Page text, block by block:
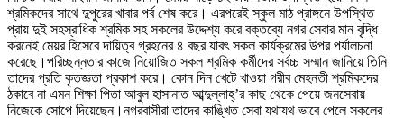
শ্রমিকদের সাথে দুপুরের খাবার পর্ব শেষ করে। এরপরেই স্কুল মাঠ প্রাঙ্গনে উপস্থিত
প্রায় দুই সহস্রাধিক শ্রমিক সহ সকলের উদ্দেশ্য করে বক্তব্যে নগর সেবার মান বৃদ্ধি
করনেই মেয়র হিসেবে দায়িত্ব গ্রহনের ৪ বছর যাবৎ সকল কার্যক্রমের উপর পর্যালচনা
করেছে।পরিচ্ছন্নতার কাজে নিয়োজিত সকল শ্রমিক কর্মীদের সর্বচ্চ সম্মান জানিয়ে তিনি
তাদের প্রতি কৃতজ্ঞতা প্রকাশ করে। কোন দিন খেটে খাওয়া গরীব মেহনতী শ্রমিকদের
ঠকাবে না এমন শিক্ষা পিতা আবুল হাসানাত আব্দুল্লাহ্’র কাছ থেকে পেয়ে জনসেবায়
নিজেকে সোপে দিয়েছেন।নগরবাসীরা তাদের কাঙ্খিত সেবা যথাযথ ভাবে পেলে সকলের